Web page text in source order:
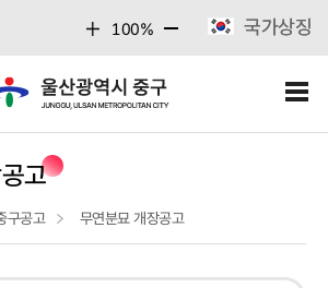
100% 국가상징
고
구공고 무연분묘 개장공고